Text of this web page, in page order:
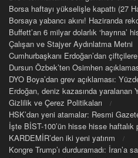
Borsa haftayı yükselişle kapattı (27
Borsaya yabancı akını! Haziranda
Buffett’an 6 milyar dolarlık ‘hayrına’
Çalışan ve Stajyer Aydınlatma Metni
Cumhurbaşkanı Erdoğan’dan
Dursun Özbek’ten Osimhen
DYO Boya’dan grev açıklaması:
Erdoğan, deniz kazasında yaralanan
Gizlilik ve Çerez Politikaları
HSK’dan yeni atamalar: Resmi
İşte BİST-100’ün hisse hisse haftalık
KARDEMİR’den iki yeni yatırım
Kongre Trump’ı durduramadı: İran’a